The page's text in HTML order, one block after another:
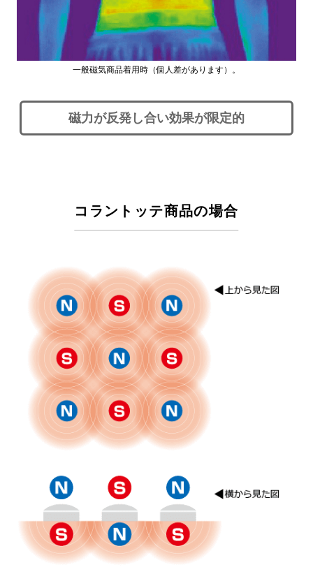
一般磁気商品着用時（個人差があります）。
磁力が反発し合い効果が限定的
コラントッテ商品の場合